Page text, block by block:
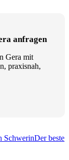
anfragen
Gera mit
praxisnah,
SchwerinDer beste